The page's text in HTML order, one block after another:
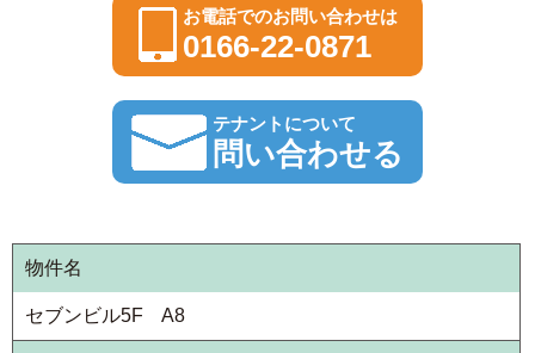
お電話でのお問い合わせは
0166-22-0871
テナントについて
問い合わせる
物件名
セブンビル5F A8